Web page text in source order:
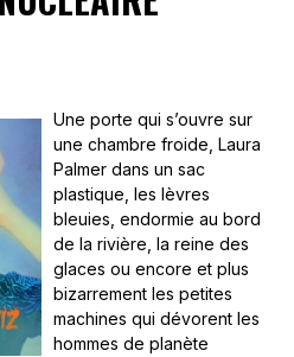
Une porte qui s’ouvre sur
une chambre froide, Laura
Palmer dans un sac
plastique, les lèvres
bleuies, endormie au bord
de la rivière, la reine des
glaces ou encore et plus
bizarrement les petites
machines qui dévorent les
hommes de planète